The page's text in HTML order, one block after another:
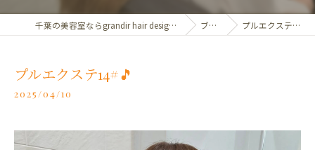
千葉の美容室ならgrandir hair design by germe ブログ プルエクステ14#🎵
プルエクステ14#🎵
2025/04/10